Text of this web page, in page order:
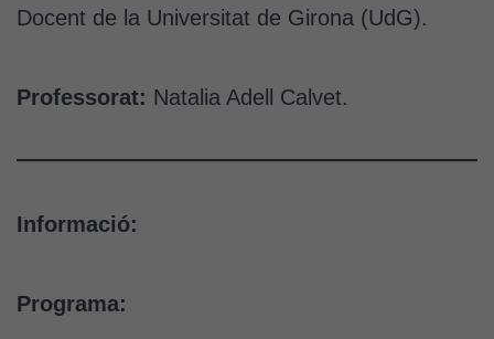
Docent de la Universitat de Girona (UdG).
Professorat: Natalia Adell Calvet.
Informació:
Programa: